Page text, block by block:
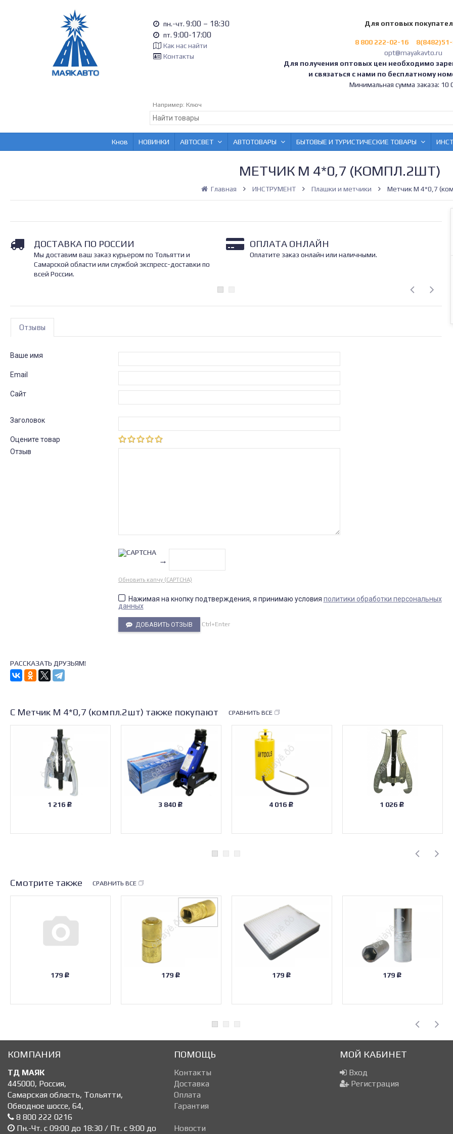
пн.-чт. 9:00 – 18:30
пт. 9:00-17:00
Как нас найти
Контакты
Для оптовых
8 800 222-02-16
opt@mayakavto.ru
Для получения оптовых цен необходимо
и связаться с нами по бесплатному
Минимальная сумма заказа: 10
Например: Ключ
Кнов НОВИНКИ АВТОСВЕТ АВТОТОВАРЫ БЫТОВЫЕ И ТУРИСТИЧЕСКИЕ ТОВАРЫ
МЕТЧИК М 4*0,7 (КОМПЛ.2ШТ)
Главная ИНСТРУМЕНТ Плашки и метчики Метчик М 4*0,7
ДОСТАВКА ПО РОССИИ
Мы доставим ваш заказ курьером по Тольятти и
Самарской области или службой экспресс-доставки по
всей России.
ОПЛАТА ОНЛАЙН
Оплатите заказ онлайн или наличными.
Отзывы
Ваше имя
Email
Сайт
Заголовок
Оцените товар
Отзыв
→
Обновить капчу (CAPTCHA)
Нажимая на кнопку подтверждения, я принимаю условия политики обработки персональных
данных
ДОБАВИТЬ ОТЗЫВ Ctrl+Enter
РАССКАЗАТЬ ДРУЗЬЯМ!
С Метчик М 4*0,7 (компл.2шт) также покупают СРАВНИТЬ ВСЕ
1 216 Р 3 840 Р 4 016 Р 1 026 Р
Смотрите также СРАВНИТЬ ВСЕ
179 Р 179 Р 179 Р 179 Р
КОМПАНИЯ
ТД МАЯК
445000, Россия,
Самарская область, Тольятти,
Обводное шоссе, 64,
8 800 222 0216
Пн.-Чт. с 09:00 до 18:30 / Пт. с 9:00 до
ПОМОЩЬ
Контакты
Доставка
Оплата
Гарантия
Новости
МОЙ КАБИНЕТ
Вход
Регистрация